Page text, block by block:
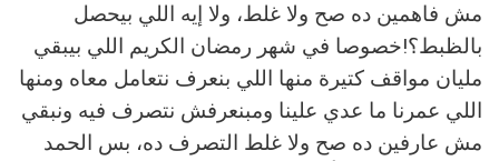
مش فاهمين ده صح ولا غلط، ولا إيه اللي بيحصل
بالظبط؟!خصوصا في شهر رمضان الكريم اللي بيبقي
مليان مواقف كتيرة منها اللي بنعرف نتعامل معاه ومنها
اللي عمرنا ما عدي علينا ومبنعرفش نتصرف فيه ونبقي
مش عارفين ده صح ولا غلط التصرف ده، بس الحمد